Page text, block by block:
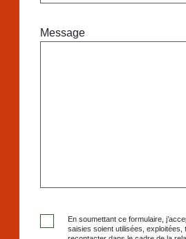
Message
En soumettant ce formulaire,
saisies soient utilisées,